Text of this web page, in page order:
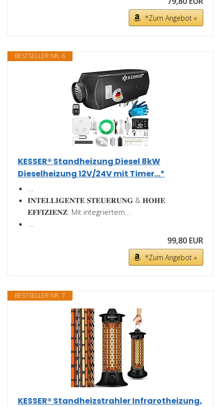
*Zum Angebot »
BESTSELLER NR. 6
KESSER® Standheizung Diesel 8kW
Dieselheizung 12V/24V mit Timer...*
...
𝐈𝐍𝐓𝐄𝐋𝐋𝐈𝐆𝐄𝐍𝐓𝐄 𝐒𝐓𝐄𝐔𝐄𝐑𝐔𝐍𝐆 & 𝐇𝐎𝐇𝐄
𝐄𝐅𝐅𝐈𝐙𝐈𝐄𝐍𝐙: Mit integriertem...
...
99,80 EUR
*Zum Angebot »
BESTSELLER NR. 7
KESSER® Standheizstrahler Infrarotheizung,